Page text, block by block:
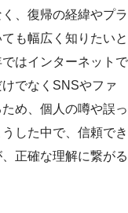
、復帰の経緯やプラ
も幅広く知りたいと
はインターネットで
でなくSNSやファ
め、個人の噂や誤っ
した中で、信頼でき
正確な理解に繋がる